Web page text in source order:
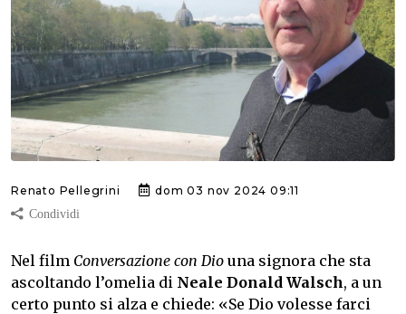
Renato Pellegrini dom 03 nov 2024 09:11
Nel film Conversazione con Dio una signora che sta
ascoltando l’omelia di Neale Donald Walsch, a un
certo punto si alza e chiede: «Se Dio volesse farci